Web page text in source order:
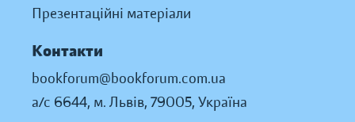
Презентаційні матеріали
Контакти
bookforum@bookforum.com.ua
а/с 6644, м. Львів, 79005, Україна